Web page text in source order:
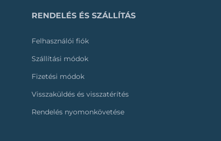
RENDELÉS ÉS SZÁLLÍTÁS
Felhasználói fiók
Szállítási módok
Fizetési módok
Visszaküldés és visszatérítés
Rendelés nyomonkövetése